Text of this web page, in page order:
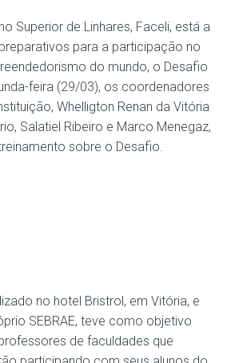
Superior de Linhares, Faceli, está a
para a participação no
do mundo, o Desafio
feira (29/03), os coordenadores
Whelligton Renan da Vitória
Salatiel Ribeiro e Marco Menegaz,
sobre o Desafio.
no hotel Bristrol, em Vitória, e
SEBRAE, teve como objetivo
de faculdades que